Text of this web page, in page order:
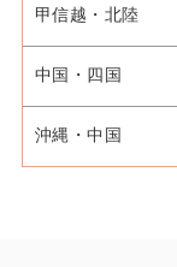
甲信越・北陸
中国・四国
沖縄・中国